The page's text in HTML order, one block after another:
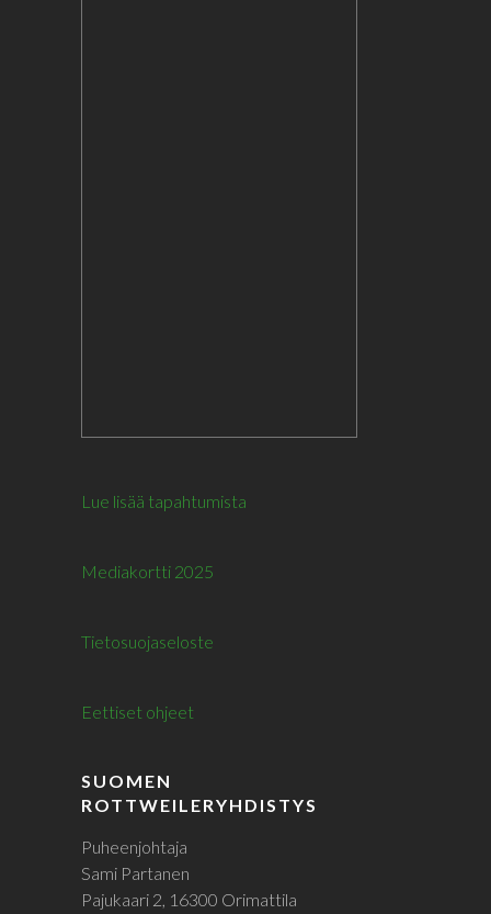
Lue lisää tapahtumista
Mediakortti 2025
Tietosuojaseloste
Eettiset ohjeet
SUOMEN
ROTTWEILERYHDISTYS
Puheenjohtaja
Sami Partanen
Pajukaari 2, 16300 Orimattila